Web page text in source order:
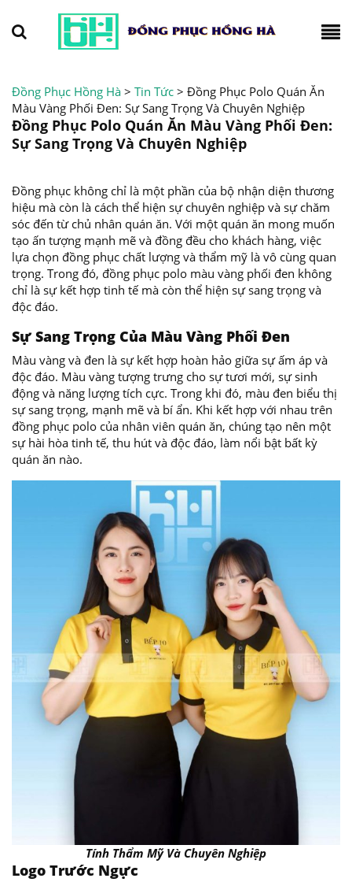
Đồng Phục Hồng Hà > Tin Tức > Đồng Phục Polo Quán Ăn
Màu Vàng Phối Đen: Sự Sang Trọng Và Chuyên Nghiệp
Đồng Phục Polo Quán Ăn Màu Vàng Phối Đen:
Sự Sang Trọng Và Chuyên Nghiệp
Đồng phục không chỉ là một phần của bộ nhận diện thương
hiệu mà còn là cách thể hiện sự chuyên nghiệp và sự chăm
sóc đến từ chủ nhân quán ăn. Với một quán ăn mong muốn
tạo ấn tượng mạnh mẽ và đồng đều cho khách hàng, việc
lựa chọn đồng phục chất lượng và thẩm mỹ là vô cùng quan
trọng. Trong đó, đồng phục polo màu vàng phối đen không
chỉ là sự kết hợp tinh tế mà còn thể hiện sự sang trọng và
độc đáo.
Sự Sang Trọng Của Màu Vàng Phối Đen
Màu vàng và đen là sự kết hợp hoàn hảo giữa sự ấm áp và
độc đáo. Màu vàng tượng trưng cho sự tươi mới, sự sinh
động và năng lượng tích cực. Trong khi đó, màu đen biểu thị
sự sang trọng, mạnh mẽ và bí ẩn. Khi kết hợp với nhau trên
đồng phục polo của nhân viên quán ăn, chúng tạo nên một
sự hài hòa tinh tế, thu hút và độc đáo, làm nổi bật bất kỳ
quán ăn nào.
Tính Thẩm Mỹ Và Chuyên Nghiệp
Logo Trước Ngực